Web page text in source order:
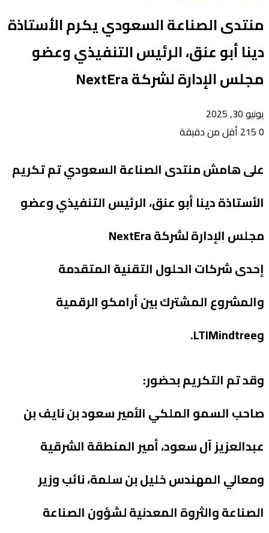
منتدى الصناعة السعودي يكرم الأستاذة
دينا أبو عنق، الرئيس التنفيذي وعضو
مجلس الإدارة لشركة NextEra
يونيو 30, 2025
0
أقل من دقيقة
على هامش منتدى الصناعة السعودي تم تكريم
الأستاذة دينا أبو عنق، الرئيس التنفيذي وعضو
مجلس الإدارة لشركة NextEra
إحدى شركات الحلول التقنية المتقدمة
والمشروع المشترك بين أرامكو الرقمية
وLTIMindtree.
وقد تم التكريم بحضور:
صاحب السمو الملكي الأمير سعود بن نايف بن
عبدالعزيز آل سعود، أمير المنطقة الشرقية
ومعالي المهندس خليل بن سلمة، نائب وزير
الصناعة والثروة المعدنية لشؤون الصناعة